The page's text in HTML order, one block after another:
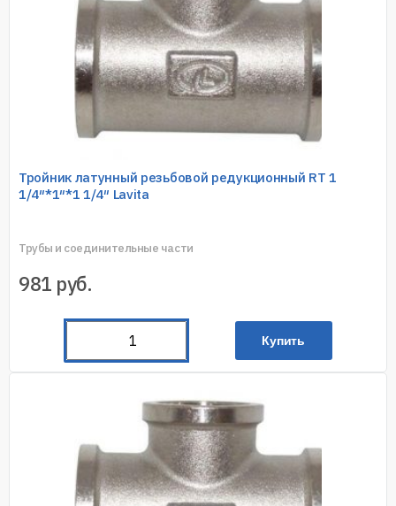
Тройник латунный резьбовой редукционный RT 1
1/4″*1″*1 1/4″ Lavita
Трубы и соединительные части
981 руб.
Купить